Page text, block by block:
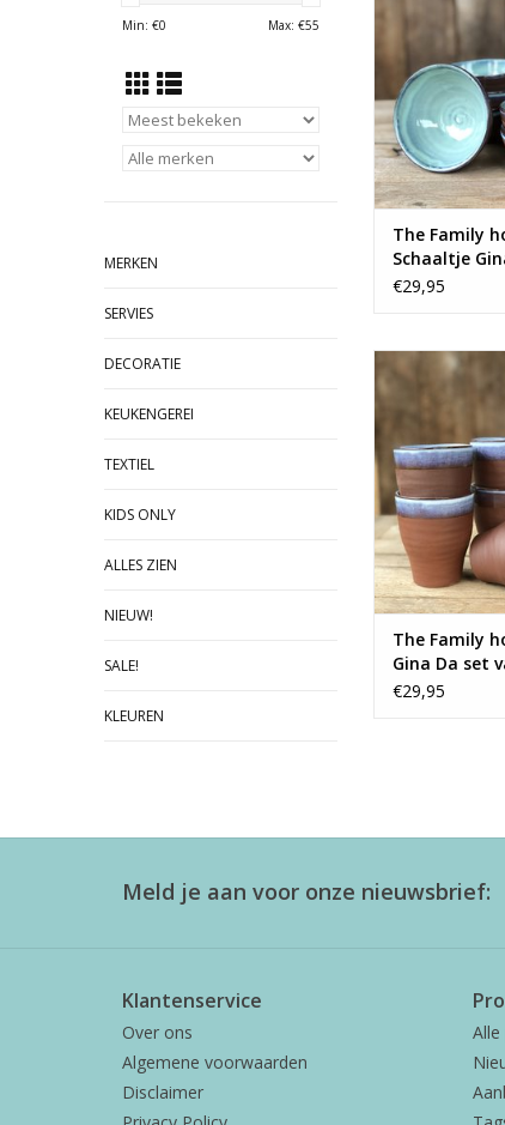
Min: €0 Max: €55
MERKEN
SERVIES
DECORATIE
KEUKENGEREI
TEXTIEL
KIDS ONLY
ALLES ZIEN
NIEUW!
SALE!
KLEUREN
TOEVOEGEN
The Family
Schaaltje
van 6 -
€29,95
Prachtige set
TOEVOEGEN
The Family
Gina Da set
€29,95
Meld je aan voor onze nieuwsbrief:
Klantenservice
Over ons
Algemene voorwaarden
Disclaimer